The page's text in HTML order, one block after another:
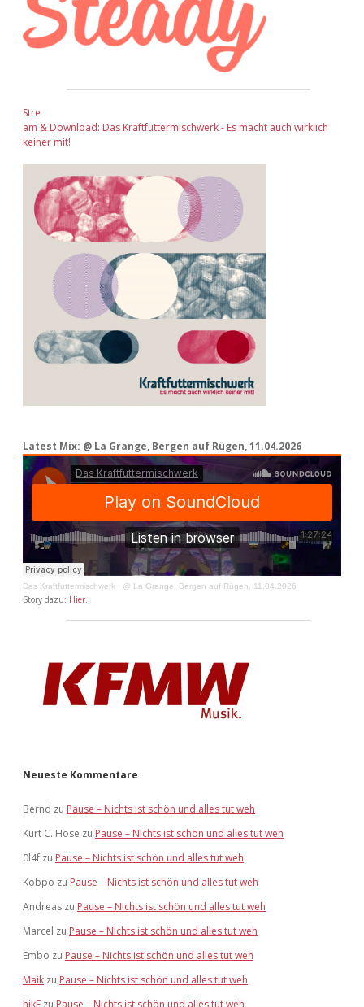
Stre
am & Download: Das Kraftfuttermischwerk - Es macht auch wirklich
keiner mit!
Latest Mix: @ La Grange, Bergen auf Rügen, 11.04.2026
Das Kraftfuttermischwerk · @ La Grange, Bergen auf Rügen, 11.04.2026
Story dazu: Hier.
Neueste Kommentare
Bernd zu Pause – Nichts ist schön und alles tut weh
Kurt C. Hose zu Pause – Nichts ist schön und alles tut weh
0l4f zu Pause – Nichts ist schön und alles tut weh
Kobpo zu Pause – Nichts ist schön und alles tut weh
Andreas zu Pause – Nichts ist schön und alles tut weh
Marcel zu Pause – Nichts ist schön und alles tut weh
Embo zu Pause – Nichts ist schön und alles tut weh
Maik zu Pause – Nichts ist schön und alles tut weh
hikE zu Pause – Nichts ist schön und alles tut weh